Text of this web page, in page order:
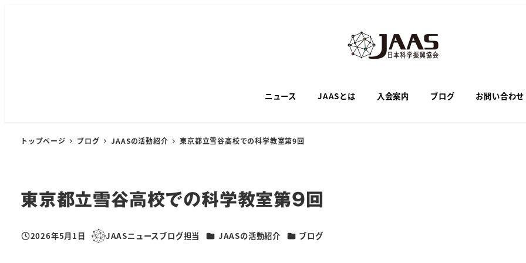
ニュース JAASとは 入会案内 ブログ お問い合わせ
トップページ ブログ JAASの活動紹介 東京都立雪谷高校での科学教室第9回
東京都立雪谷高校での科学教室第9回
投稿日
2026年5月1日
著
JAASニュースブログ担当 カテゴリー
JAASの活動紹介 カテゴリー
ブログ